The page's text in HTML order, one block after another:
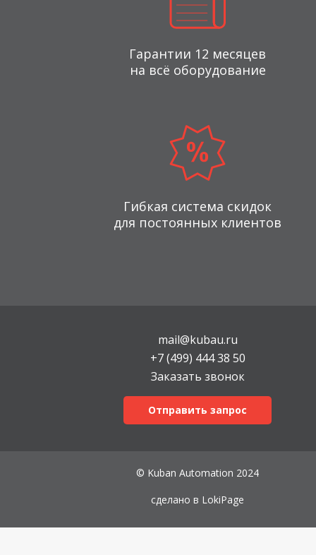
Гарантии 12 месяцев
на всё оборудование
Гибкая система скидок
для постоянных клиентов
mail@kubau.ru
+7 (499) 444 38 50
Заказать звонок
Отправить запрос
© Kuban Automation 2024
сделано в LokiPage